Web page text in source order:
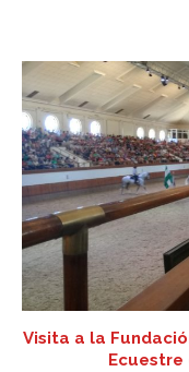
Visita a la
Ecuestre